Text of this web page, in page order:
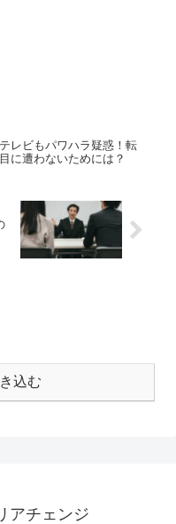
レビもパワハラ疑惑！転
に遭わないためには？
込む
アチェンジ